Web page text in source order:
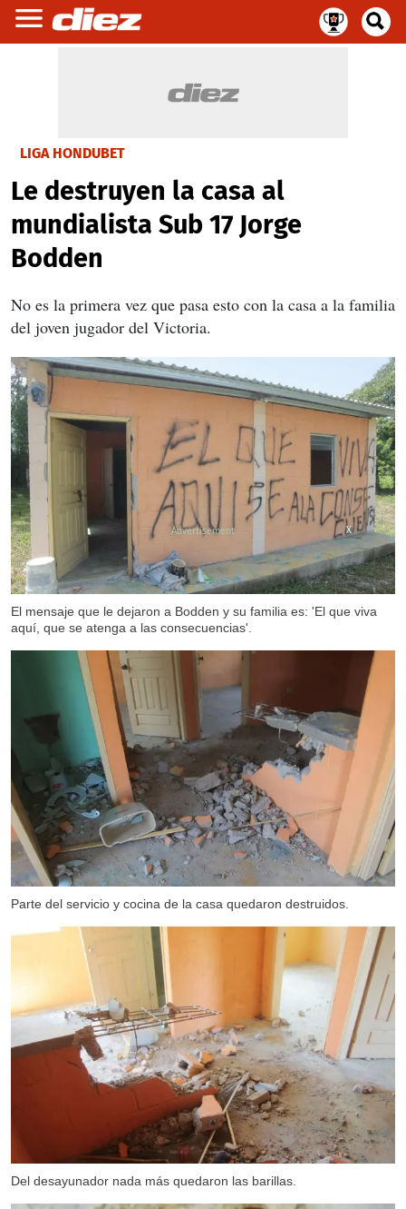
LIGA HONDUBET
Le destruyen la casa al
mundialista Sub 17 Jorge
Bodden
No es la primera vez que pasa esto con la casa a la familia
del joven jugador del Victoria.
El mensaje que le dejaron a Bodden y su familia es: 'El que viva
aquí, que se atenga a las consecuencias'.
Parte del servicio y cocina de la casa quedaron destruidos.
Del desayunador nada más quedaron las barillas.
X